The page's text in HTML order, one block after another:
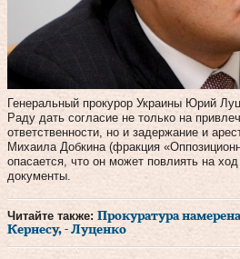
Генеральный прокурор Украины Юрий
Раду дать согласие не только на
ответственности, но и задержание и
Михаила Добкина (фракция
опасается, что он может повлиять на
документы.
Читайте также: Прокуратура
Кернесу, - Луценко